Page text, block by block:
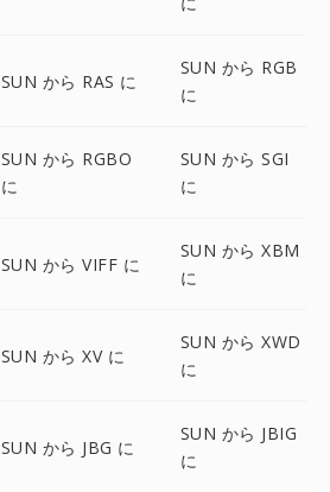
SUN から RAS に
SUN から RGB
に
SUN から RGBO
に
SUN から SGI
に
SUN から VIFF に
SUN から XBM
に
SUN から XV に
SUN から XWD
に
SUN から JBG に
SUN から JBIG
に